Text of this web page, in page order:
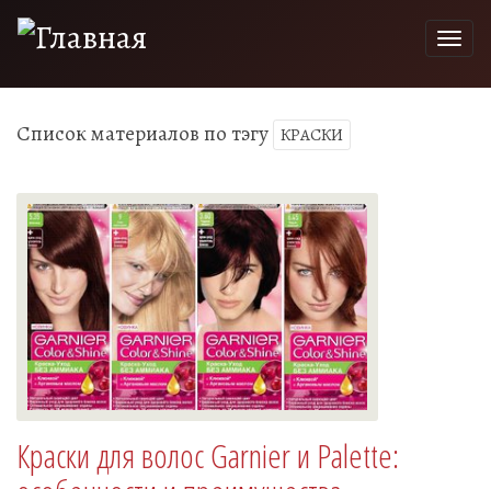
Список материалов по тэгу КРАСКИ
Краски для волос Garnier и Palette: